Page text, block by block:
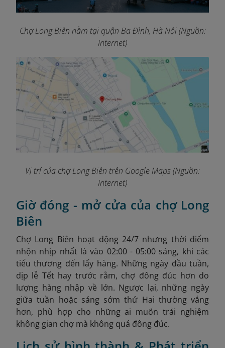
Chợ Long Biên nằm tại quận Ba Đình, Hà Nội (Nguồn:
Internet)
Vị trí của chợ Long Biên trên Google Maps (Nguồn:
Internet)
Giờ đóng - mở cửa của chợ Long
Biên
Chợ Long Biên hoạt động 24/7 nhưng thời điểm
nhộn nhịp nhất là vào 02:00 - 05:00 sáng, khi các
tiểu thương đến lấy hàng. Những ngày đầu tuần,
dịp lễ Tết hay trước rằm, chợ đông đúc hơn do
lượng hàng nhập về lớn. Ngược lại, những ngày
giữa tuần hoặc sáng sớm thứ Hai thường vắng
hơn, phù hợp cho những ai muốn trải nghiệm
không gian chợ mà không quá đông đúc.